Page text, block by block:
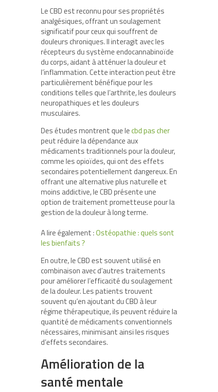
Le CBD est reconnu pour ses propriétés
analgésiques, offrant un soulagement
significatif pour ceux qui souffrent de
douleurs chroniques. Il interagit avec les
récepteurs du système endocannabinoïde
du corps, aidant à atténuer la douleur et
l’inflammation. Cette interaction peut être
particulièrement bénéfique pour les
conditions telles que l’arthrite, les douleurs
neuropathiques et les douleurs
musculaires.
Des études montrent que lecbd pas cher
peut réduire la dépendance aux
médicaments traditionnels pour la douleur,
comme les opioïdes, qui ont des effets
secondaires potentiellement dangereux. En
offrant une alternative plus naturelle et
moins addictive, le CBD présente une
option de traitement prometteuse pour la
gestion de la douleur à long terme.
A lire également :Ostéopathie : quels sont
les bienfaits ?
En outre, le CBD est souvent utilisé en
combinaison avec d’autres traitements
pour améliorer l’efficacité du soulagement
de la douleur. Les patients trouvent
souvent qu’en ajoutant du CBD à leur
régime thérapeutique, ils peuvent réduire la
quantité de médicaments conventionnels
nécessaires, minimisant ainsi les risques
d’effets secondaires.
Amélioration de la
santé mentale